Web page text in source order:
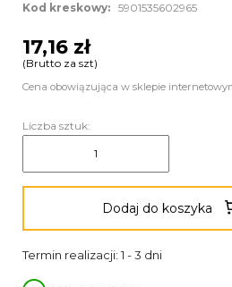
Kod kreskowy: 5901535602965
17,16 zł
(Brutto za szt)
Cena obowiązująca w sklepie
Liczba sztuk:
Dodaj do koszyka
Termin realizacji: 1 - 3 dni